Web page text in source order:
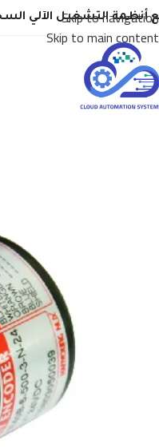
Skip to navigation
Skip to main content
أنظمة التشغيل الآلي